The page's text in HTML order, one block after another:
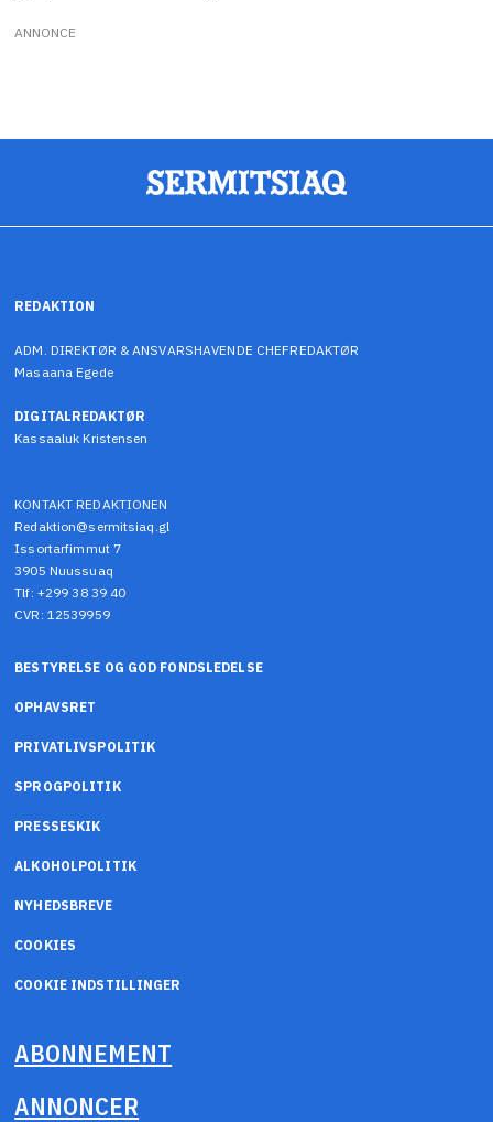
ANNONCE
REDAKTION
ADM. DIREKTØR & ANSVARSHAVENDE CHEFREDAKTØR
Masaana Egede
DIGITALREDAKTØR
Kassaaluk Kristensen
KONTAKT REDAKTIONEN
Redaktion@sermitsiaq.gl
Issortarfimmut 7
3905 Nuussuaq
Tlf: +299 38 39 40
CVR: 12539959
BESTYRELSE OG GOD FONDSLEDELSE
OPHAVSRET
PRIVATLIVSPOLITIK
SPROGPOLITIK
PRESSESKIK
ALKOHOLPOLITIK
NYHEDSBREVE
COOKIES
COOKIE INDSTILLINGER
ABONNEMENT
ANNONCER